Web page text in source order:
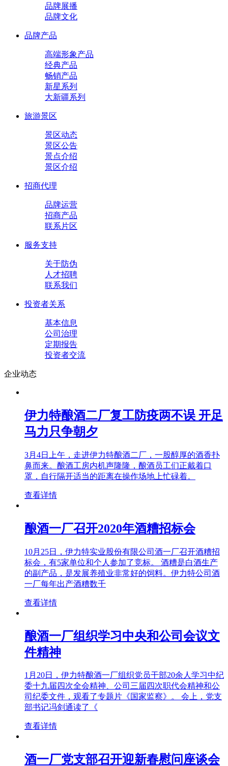
品牌展播
品牌文化
品牌产品
高端形象产品
经典产品
畅销产品
新星系列
大新疆系列
旅游景区
景区动态
景区公告
景点介绍
景区介绍
招商代理
品牌运营
招商产品
联系片区
服务支持
关于防伪
人才招聘
联系我们
投资者关系
基本信息
公司治理
定期报告
投资者交流
企业动态
伊力特酿酒二厂复工防疫两不误 开足
马力只争朝夕
3月4日上午，走进伊力特酿酒二厂，一股醇厚的酒香扑
鼻而来。酿酒工房内机声隆隆，酿酒员工们正戴着口
罩，自行隔开适当的距离在操作场地上忙碌着。
查看详情
酿酒一厂召开2020年酒糟招标会
10月25日，伊力特实业股份有限公司酒一厂召开酒糟招
标会，有5家单位和个人参加了竞标。 酒糟是白酒生产
的副产品，是发展养殖业非常好的饲料。伊力特公司酒
一厂每年出产酒糟数千
查看详情
酿酒一厂组织学习中央和公司会议文
件精神
1月20日，伊力特酿酒一厂组织党员干部20余人学习中纪
委十九届四次全会精神、公司三届四次职代会精神和公
司纪委文件，观看了专题片《国家监察》。 会上，党支
部书记冯剑通读了《
查看详情
酒一厂党支部召开迎新春慰问座谈会